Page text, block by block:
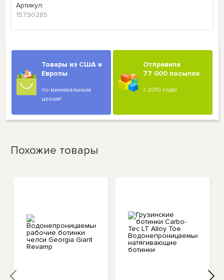
Артикул:
15790285
Товары из США и
Европы
по минимальным
ценам!
Отправили
77 000 посылок
с 2010 года!
Похожие товары